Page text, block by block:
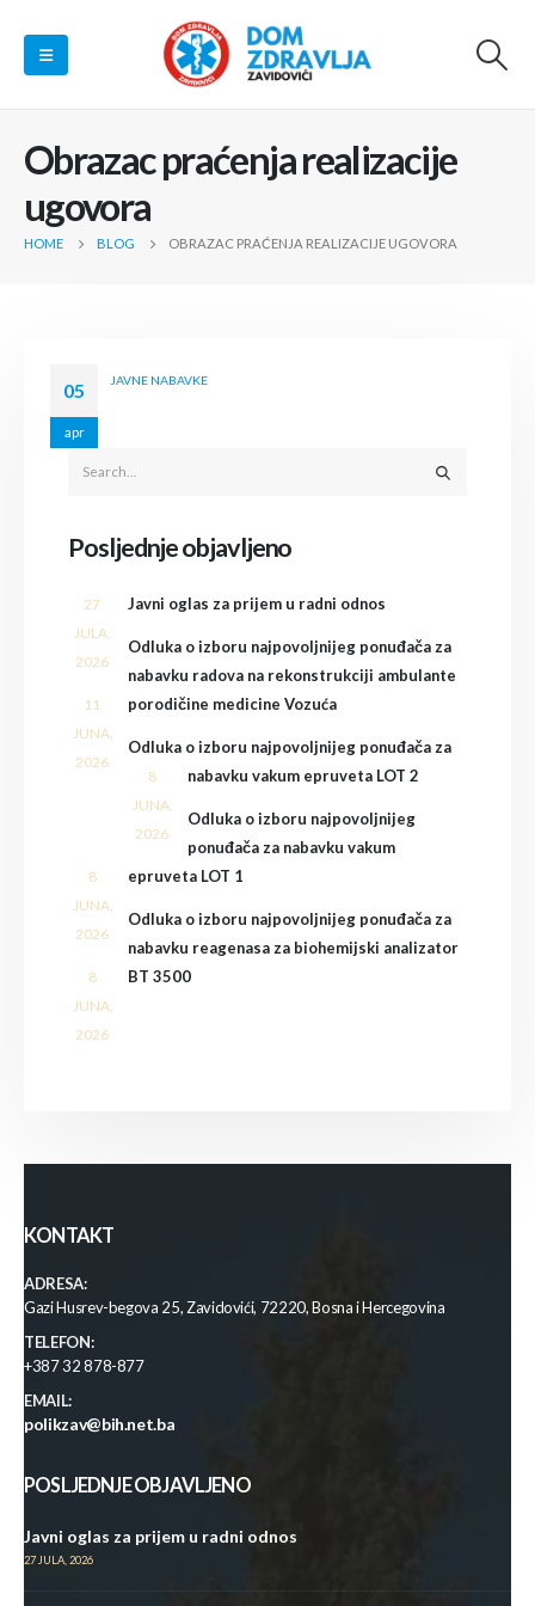
Obrazac praćenja realizacije
ugovora
HOME BLOG OBRAZAC PRAĆENJA REALIZACIJE UGOVORA
05
apr
JAVNE NABAVKE
Posljednje objavljeno
Javni oglas za prijem u radni odnos
27
JULA,
2026
Odluka o izboru najpovoljnijeg ponuđača za
nabavku radova na rekonstrukciji ambulante
porodičine medicine Vozuća
11
JUNA,
2026
Odluka o izboru najpovoljnijeg ponuđača za
nabavku vakum epruveta LOT 2
8
JUNA,
2026
Odluka o izboru najpovoljnijeg
ponuđača za nabavku vakum
epruveta LOT 1
8
JUNA,
2026
Odluka o izboru najpovoljnijeg ponuđača za
nabavku reagenasa za biohemijski analizator
BT 3500
8
JUNA,
2026
KONTAKT
ADRESA:
Gazi Husrev-begova 25, Zavidovići, 72220, Bosna i Hercegovina
TELEFON:
+387 32 878-877
EMAIL:
polikzav@bih.net.ba
POSLJEDNJE OBJAVLJENO
Javni oglas za prijem u radni odnos
27 JULA, 2026